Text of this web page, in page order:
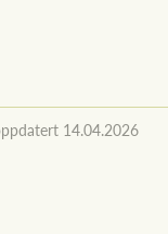
14.04.2026